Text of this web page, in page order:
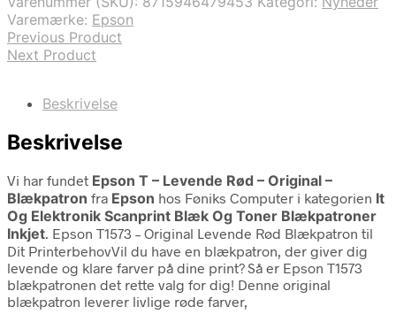
Varemærke: Epson
Previous Product
Next Product
Beskrivelse
Beskrivelse
Vi har fundet Epson T – Levende Rød – Original –
Blækpatron fra Epson hos Føniks Computer i kategorien It
Og Elektronik Scanprint Blæk Og Toner Blækpatroner
Inkjet. Epson T1573 – Original Levende Rød Blækpatron til
Dit PrinterbehovVil du have en blækpatron, der giver dig
levende og klare farver på dine print? Så er Epson T1573
blækpatronen det rette valg for dig! Denne original
blækpatron leverer livlige røde farver,